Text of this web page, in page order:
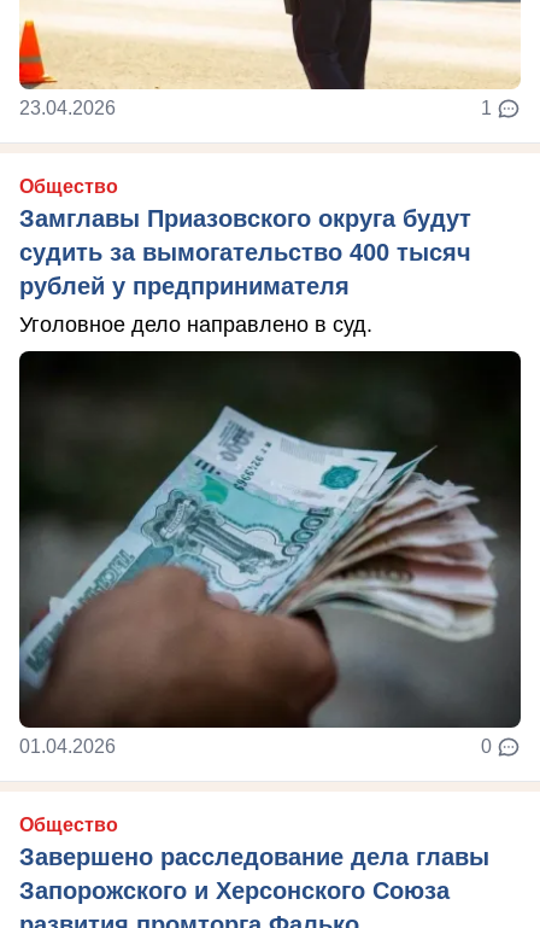
23.04.2026 1
Общество
Замглавы Приазовского округа будут
судить за вымогательство 400 тысяч
рублей у предпринимателя
Уголовное дело направлено в суд.
01.04.2026 0
Общество
Завершено расследование дела главы
Запорожского и Херсонского Союза